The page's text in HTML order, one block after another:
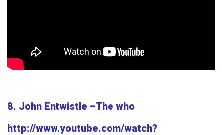
8. John Entwistle –The who
http://www.youtube.com/watch?